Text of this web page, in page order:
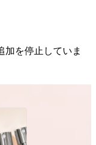
加を停止していま